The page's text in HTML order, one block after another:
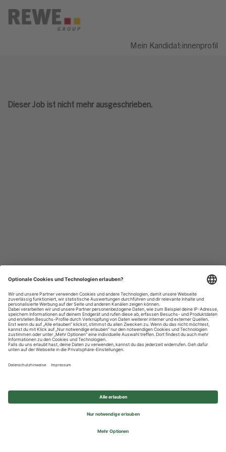
Mein Kandidat:innenprofil
Dieser Job ist nicht mehr ausgeschrieben.
Datenschutzhinweise
Impressum
Privatsphäre-Einstellungen
© 2026 REWE Group - All rights reserved